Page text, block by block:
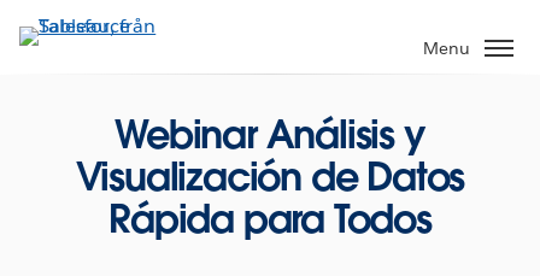
vidare
Menu
Webinar Análisis y
Visualización de Datos
Rápida para Todos